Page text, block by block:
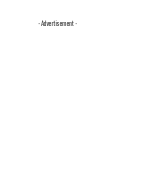
- Advertisement -